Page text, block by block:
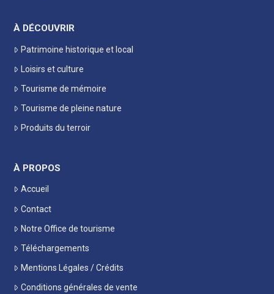
À DÉCOUVRIR
Patrimoine historique et local
Loisirs et culture
Tourisme de mémoire
Tourisme de pleine nature
Produits du terroir
À PROPOS
Accueil
Contact
Notre Office de tourisme
Téléchargements
Mentions Légales / Crédits
Conditions générales de vente